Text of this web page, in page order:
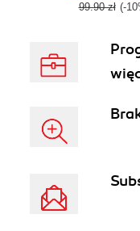
99.90 zł (-